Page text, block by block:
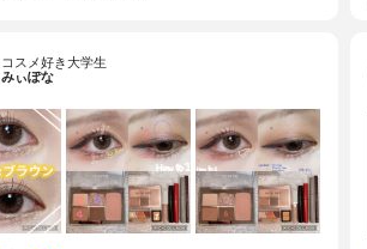
コスメ好き大学生
みぃぽな